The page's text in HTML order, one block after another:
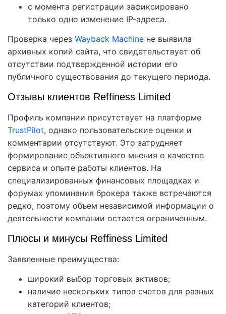
с момента регистрации зафиксировано
только одно изменение IP-адреса.
Проверка через Wayback Machine не выявила
архивных копий сайта, что свидетельствует об
отсутствии подтвержденной истории его
публичного существования до текущего периода.
Отзывы клиентов Reffiness Limited
Профиль компании присутствует на платформе
TrustPilot, однако пользовательские оценки и
комментарии отсутствуют. Это затрудняет
формирование объективного мнения о качестве
сервиса и опыте работы клиентов. На
специализированных финансовых площадках и
форумах упоминания брокера также встречаются
редко, поэтому объем независимой информации о
деятельности компании остается ограниченным.
Плюсы и минусы Reffiness Limited
Заявленные преимущества:
широкий выбор торговых активов;
наличие нескольких типов счетов для разных
категорий клиентов;